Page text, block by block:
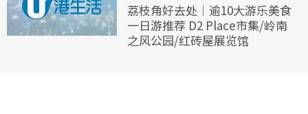
荔枝角好去处︱逾10大游乐美食
一日游推荐 D2 Place市集/岭南
之风公园/红砖屋展览馆